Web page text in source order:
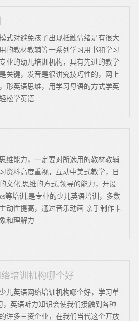
式对避免孩子出现抵触情绪是有很大
的教材教辅等一系列学习用书和学习
业的幼儿培训机构，具有先进的教学
关键，发音是很讲究技巧性的，网上
形英语思维，用学习母语的方式学英
松学英语
维能力，一定要对所选用的教材教辅
资料高度重视，互动中美式教学，日
文化,思维的方式,领导的能力，开设
等培训,是专业的少儿英语培训，多数
动性提高，通过音乐动画 亲手制作卡
和理解力
培训机构哪个好
儿英语网络培训机构哪个好，学习单
英语听力知识会使我们接触到各种
许多三资企业，在我们当代这个开放